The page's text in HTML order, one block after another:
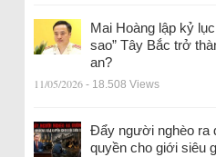
Mai Hoàng lập kỷ
sao” Tây Bắc trở
an?
11/05/2026 - 18.508 Views
Đẩy người nghèo ra
quyền cho giới siêu